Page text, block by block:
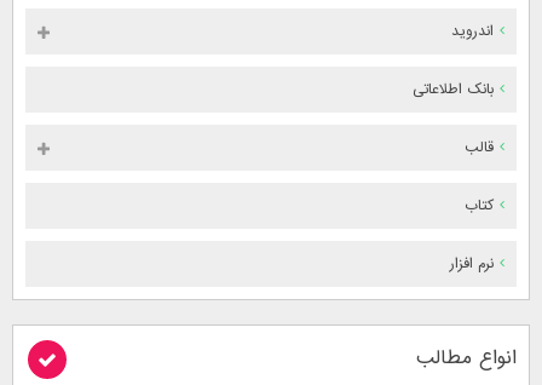
اندروید
بانک اطلاعاتی
قالب
کتاب
نرم افزار
انواع مطالب